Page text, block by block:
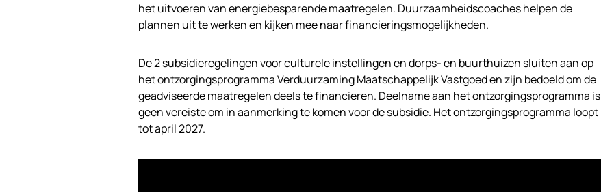
het uitvoeren van energiebesparende maatregelen. Duurzaamheidscoaches helpen de
plannen uit te werken en kijken mee naar financieringsmogelijkheden.
De 2 subsidieregelingen voor culturele instellingen en dorps- en buurthuizen sluiten aan op
het ontzorgingsprogramma Verduurzaming Maatschappelijk Vastgoed en zijn bedoeld om de
geadviseerde maatregelen deels te financieren. Deelname aan het ontzorgingsprogramma is
geen vereiste om in aanmerking te komen voor de subsidie. Het ontzorgingsprogramma loopt
tot april 2027.